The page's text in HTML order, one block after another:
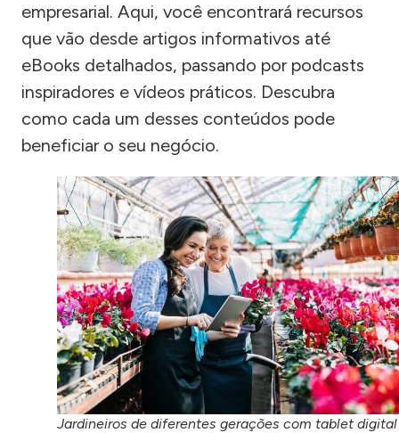
empresarial. Aqui, você encontrará recursos
que vão desde artigos informativos até
eBooks detalhados, passando por podcasts
inspiradores e vídeos práticos. Descubra
como cada um desses conteúdos pode
beneficiar o seu negócio.
Jardineiros de diferentes gerações com tablet digital